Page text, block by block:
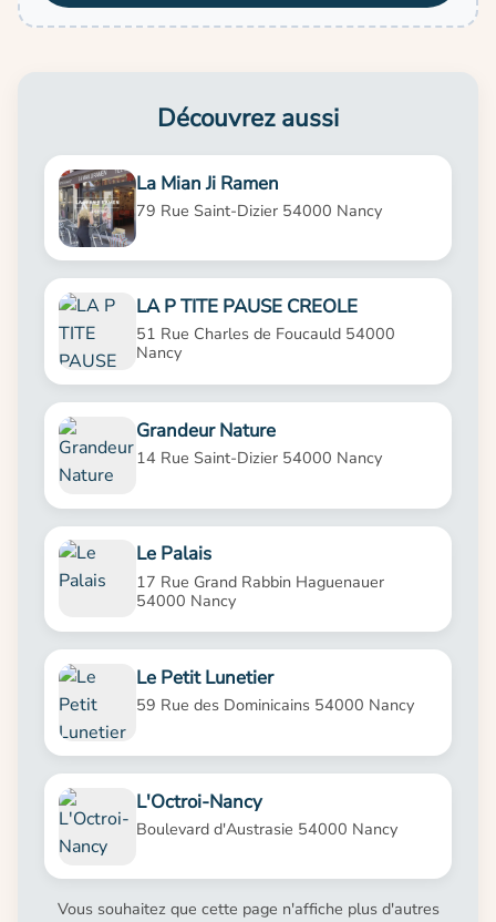
Découvrez aussi
La Mian Ji Ramen
79 Rue Saint-Dizier 54000 Nancy
LA P TITE PAUSE CREOLE
51 Rue Charles de Foucauld 54000
Nancy
Grandeur Nature
14 Rue Saint-Dizier 54000 Nancy
Le Palais
17 Rue Grand Rabbin Haguenauer
54000 Nancy
Le Petit Lunetier
59 Rue des Dominicains 54000 Nancy
L'Octroi-Nancy
Boulevard d'Austrasie 54000 Nancy
Vous souhaitez que cette page n'affiche plus d'autres